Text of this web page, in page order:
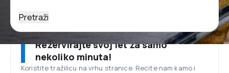
Pretraži
Rezervirajte svoj let za samo
nekoliko minuta!
Koristite tražilicu na vrhu stranice. Recite nam kamo i